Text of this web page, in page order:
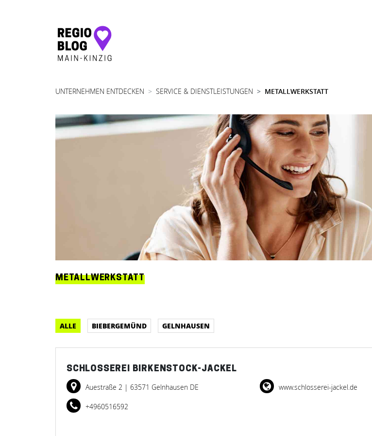
Hauptnavigation
UNTERNEHMEN ENTDECKEN SERVICE & DIENSTLEISTUNGEN METALLWERKSTATT
METALLWERKSTATT
ALLE BIEBERGEMÜND GELNHAUSEN
SCHLOSSEREI BIRKENSTOCK-JACKEL
Auestraße 2 | 63571 Gelnhausen DE
+4960516592
www.schlosserei-jackel.de